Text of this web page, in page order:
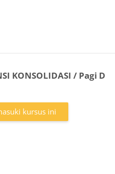
KONSOLIDASI / Pagi D
kursus ini